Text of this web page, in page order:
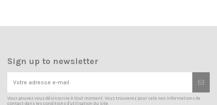
Sign up to newsletter
Vous pouvez vous désinscrire à tout moment. Vous trouverez pour cela nos informations de
contact dans les conditions d'utilisation du site.